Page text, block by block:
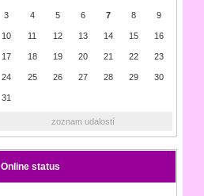
3 4 5 6 7 8 9
10 11 12 13 14 15 16
17 18 19 20 21 22 23
24 25 26 27 28 29 30
31
zoznam udalostí
Online status